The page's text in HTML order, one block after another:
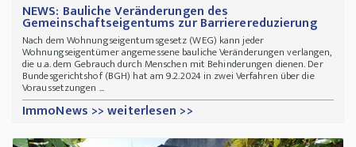
NEWS: Bauliche Veränderungen des
Gemeinschaftseigentums zur Barrierereduzierung
Nach dem Wohnungseigentumsgesetz (WEG) kann jeder
Wohnungseigentümer angemessene bauliche Veränderungen verlangen,
die u.a. dem Gebrauch durch Menschen mit Behinderungen dienen. Der
Bundesgerichtshof (BGH) hat am 9.2.2024 in zwei Verfahren über die
Voraussetzungen ...
ImmoNews >> weiterlesen >>